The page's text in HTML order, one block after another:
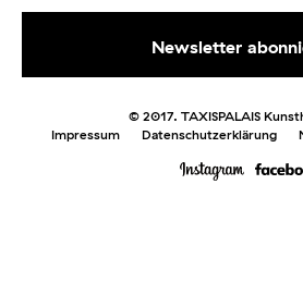
© 2017. TAXISPALAIS
Impressum
Datenschutzerklärung